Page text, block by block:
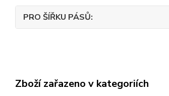
PRO ŠÍŘKU PÁSŮ
Zboží zařazeno v kategoriích